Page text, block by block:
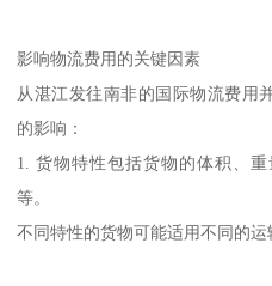
影响物流费用的关键因素
从湛江发往南非的国际物流费用
的影响：
1. 货物特性包括货物的体积、
等。
不同特性的货物可能适用不同的运